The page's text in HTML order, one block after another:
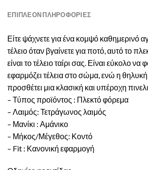
ΕΠΙΠΛΈΟΝ ΠΛΗΡΟΦΟΡΊΕΣ
Είτε ψάχνετε για ένα κομψό καθημερινό
τέλειο όταν βγαίνετε για ποτό, αυτό το
είναι το τέλειο ταίρι σας. Είναι εύκολο να
εφαρμόζει τέλεια στο σώμα, ενώ η
προσθέτει μια κλασική και υπέροχη
– Τύπος προϊόντος : Πλεκτό φόρεμα
– Λαιμός: Τετράγωνος λαιμός
– Μανίκι : Αμάνικο
– Μήκος/Μέγεθος: Κοντό
– Fit : Κανονική εφαρμογή